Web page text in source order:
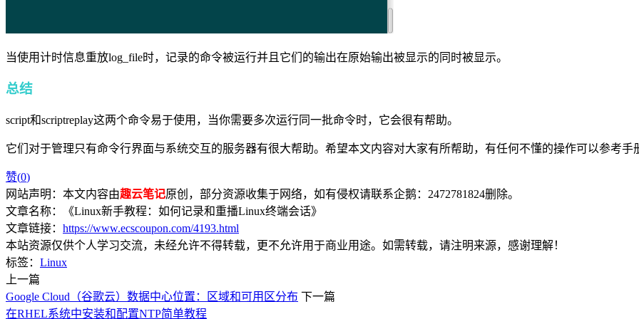
当使用计时信息重放log_file时，记录的命令被运行并且它们的输出在原始输出被显示的同时被显示。
总结
script和scriptreplay这两个命令易于使用，当你需要多次运行同一批命令时，它会很有帮助。
它们对于管理只有命令行界面与系统交互的服务器有很大帮助。希望本文内容对大家有所帮助，有任何不懂的操作可以参考手
赞(0)
网站声明：本文内容由趣云笔记原创，部分资源收集于网络，如有侵权请联系企鹅：2472781824删除。
文章名称：《Linux新手教程：如何记录和重播Linux终端会话》
文章链接： https://www.ecscoupon.com/4193.html
本站资源仅供个人学习交流，未经允许不得转载，更不允许用于商业用途。如需转载，请注明来源，感谢理解！
标签： Linux
上一篇
Google Cloud（谷歌云）数据中心位置：区域和可用区分布 下一篇
在RHEL系统中安装和配置NTP简单教程